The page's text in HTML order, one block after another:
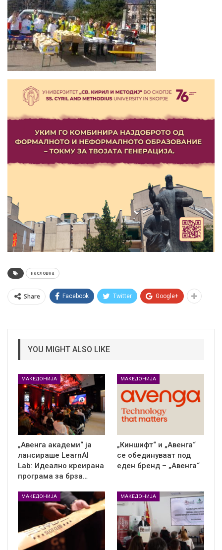
насловна
Share Facebook Twitter Google+
YOU MIGHT ALSO LIKE
МАКЕДОНИЈА
„Авенга академи“ ја
лансираше LearnAI
Lab: Идеално креирана
програма за брза…
МАКЕДОНИЈА
„Киншифт“ и „Авенга“
се обединуваат под
еден бренд – „Авенга“
МАКЕДОНИЈА МАКЕДОНИЈА